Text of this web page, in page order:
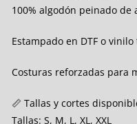
100% algodón peinado de
Estampado en DTF o
Costuras reforzadas para
📏 Tallas y cortes
Tallas: S, M, L, XL, XXL